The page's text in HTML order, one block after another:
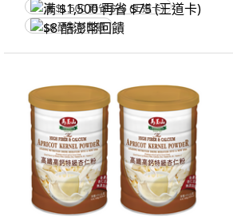
满 $1,500 再省 $75 (王道卡)
$8 酷澎幣回饋